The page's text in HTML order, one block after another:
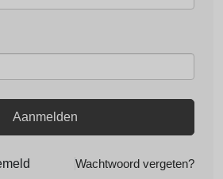
Aanmelden
Wachtwoord vergeten?